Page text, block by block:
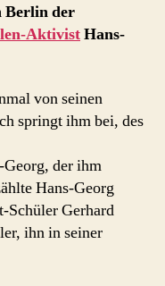
Berlin der
AktivistHans-
von seinen
springt ihm bei, des
Georg, der ihm
Hans-Georg
Schüler Gerhard
ihn in seiner